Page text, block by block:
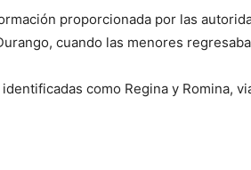
proporcionada por las
cuando las menores
identificadas como Regina y Romina,